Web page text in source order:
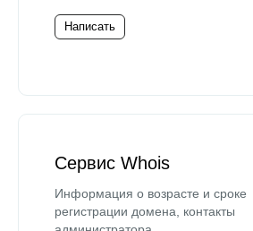
Написать
Сервис Whois
Информация о возрасте и сроке
регистрации домена, контакты